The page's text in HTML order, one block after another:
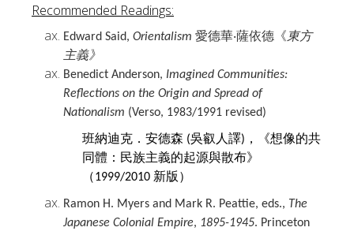
Recommended Readings:
Edward Said, Orientalism 愛德華‧薩依德《 東方
主義》
Benedict Anderson, Imagined Communities:
Reflections on the Origin and Spread of
Nationalism (Verso, 1983/1991 revised)
班納迪克．安德森 (吳叡人譯) ，《想像的共
同體：民族主義的起源與散布》
（1999/2010 新版）
Ramon H. Myers and Mark R. Peattie, eds., The
Japanese Colonial Empire, 1895-1945. Princeton